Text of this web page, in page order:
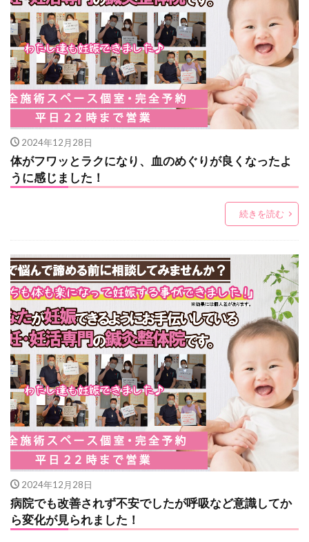
2024年12月28日
体がフワッとラクになり、血のめぐりが良くなったよ
うに感じました！
続きを読む
2024年12月28日
病院でも改善されず不安でしたが呼吸など意識してか
ら変化が見られました！